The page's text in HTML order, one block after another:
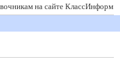
на сайте КлассИнформ